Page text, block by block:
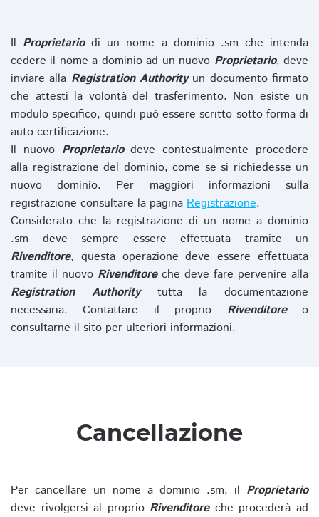
Il Proprietariodi un nome a dominio .sm che intenda
cedere il nome a dominio ad un nuovo Proprietario, deve
inviare alla Registration Authorityun documento firmato
che attesti la volontà del trasferimento. Non esiste un
modulo specifico, quindi può essere scritto sotto forma di
auto-certificazione.
Il nuovo Proprietariodeve contestualmente procedere
alla registrazione del dominio, come se si richiedesse un
nuovo dominio. Per maggiori informazioni sulla
registrazione consultare la pagina Registrazione.
Considerato che la registrazione di un nome a dominio
.sm deve sempre essere effettuata tramite un
Rivenditore, questa operazione deve essere effettuata
tramite il nuovo Rivenditoreche deve fare pervenire alla
Registration Authoritytutta la documentazione
necessaria. Contattare il proprio Rivenditoreo
consultarne il sito per ulteriori informazioni.
Cancellazione
Per cancellare un nome a dominio .sm, il Proprietario
deve rivolgersi al proprio Rivenditoreche procederà ad